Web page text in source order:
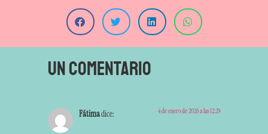
Un comentario
Fátimadice: 4 de enero de 2026 a las 12:29